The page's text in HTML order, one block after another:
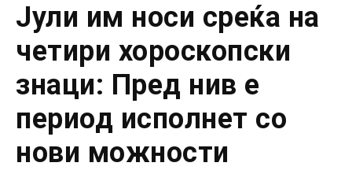
Јули им носи среќа на
четири хороскопски
знаци: Пред нив е
период исполнет со
нови можности